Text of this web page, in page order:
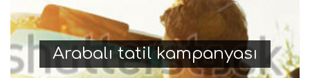
Arabalı tatil kampanyası